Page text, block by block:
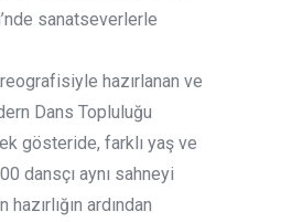
sanatseverlerle
hazırlanan ve
Dans Topluluğu
gösteride, farklı yaş ve
dansçı aynı sahneyi
ardından